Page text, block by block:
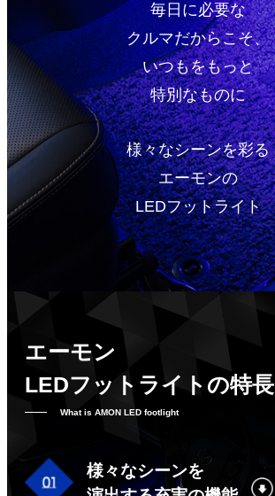
毎日に必要な
クルマだからこそ、
いつもをもっと
特別なものに
様々なシーンを彩る
エーモンの
LEDフットライト
エーモン
LEDフットライトの特長
What is AMON LED footlight
様々なシーンを